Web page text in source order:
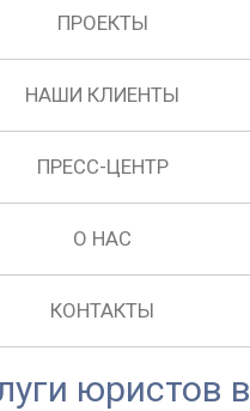
ПРОЕКТЫ
НАШИ КЛИЕНТЫ
ПРЕСС-ЦЕНТР
О НАС
КОНТАКТЫ
юристов в